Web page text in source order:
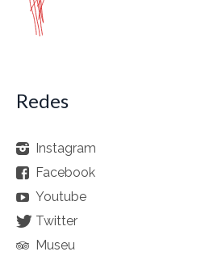
Redes
Instagram
Facebook
Youtube
Twitter
Museu